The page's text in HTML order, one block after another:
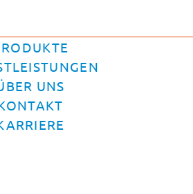
UNS